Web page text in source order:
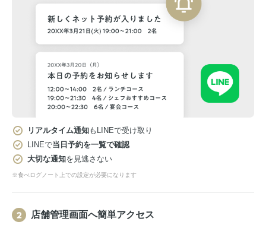
リアルタイム通知もLINEで受け取り
LINEで当日予約を一覧で確認
大切な通知を見逃さない
※食べログノート上での設定が必要になります
店舗管理画面へ簡単アクセス